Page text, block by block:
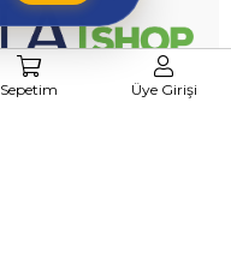
Sepetim Üye Girişi